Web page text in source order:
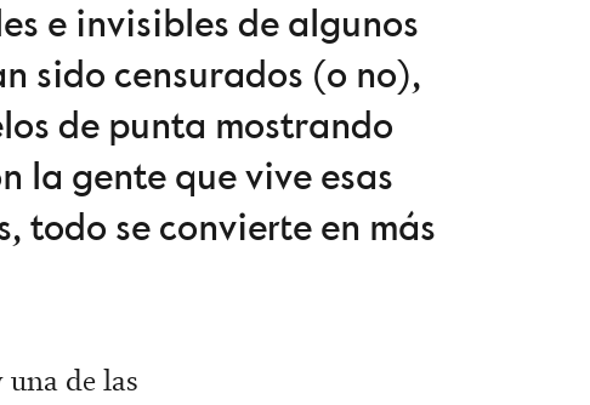
e invisibles de algunos
sido censurados (o no),
de punta mostrando
la gente que vive esas
todo se convierte en más
una de las